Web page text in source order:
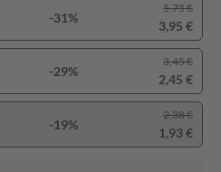
-31%
5,75 €
3,95 €
-29%
3,45 €
2,45 €
-19%
2,38 €
1,93 €